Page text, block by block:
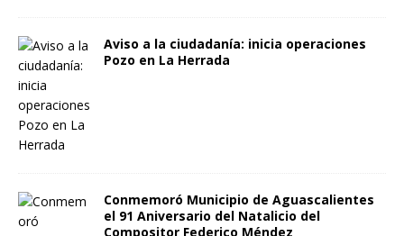
Aviso a la ciudadanía: inicia operaciones
Pozo en La Herrada
Conmemoró Municipio de Aguascalientes
el 91 Aniversario del Natalicio del
Compositor Federico Méndez